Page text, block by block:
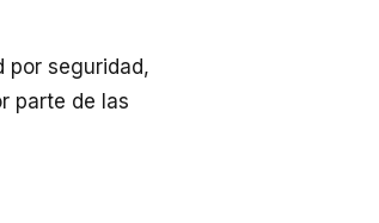
por seguridad,
parte de las